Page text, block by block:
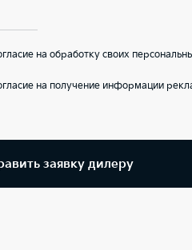
на обработку своих
на получение информации
заявку дилеру